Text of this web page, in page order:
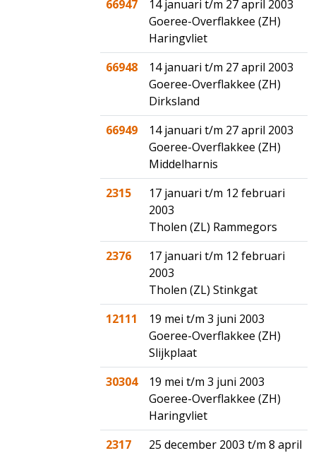
66947
14 januari t/m 27 april 2003
Goeree-Overflakkee (ZH)
Haringvliet
66948
14 januari t/m 27 april 2003
Goeree-Overflakkee (ZH)
Dirksland
66949
14 januari t/m 27 april 2003
Goeree-Overflakkee (ZH)
Middelharnis
2315
17 januari t/m 12 februari
2003
Tholen (ZL) Rammegors
2376
17 januari t/m 12 februari
2003
Tholen (ZL) Stinkgat
12111
19 mei t/m 3 juni 2003
Goeree-Overflakkee (ZH)
Slijkplaat
30304
19 mei t/m 3 juni 2003
Goeree-Overflakkee (ZH)
Haringvliet
2317
25 december 2003 t/m 8 april